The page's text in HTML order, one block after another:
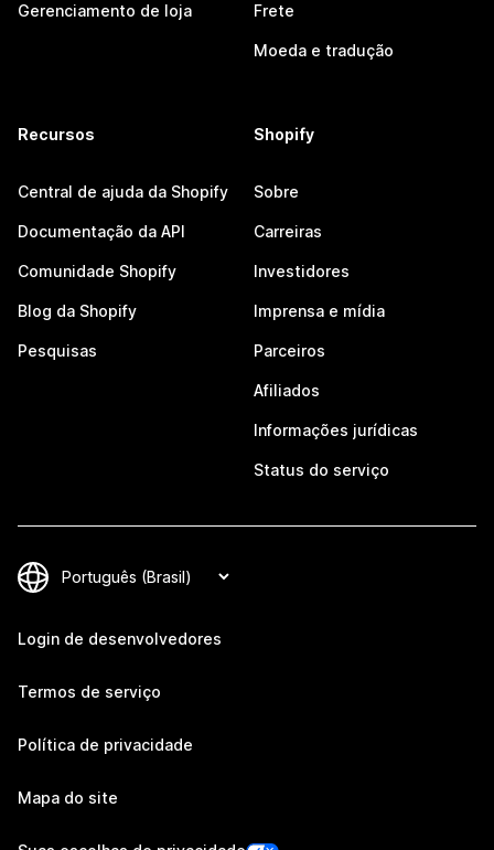
Gerenciamento de loja Frete
Moeda e tradução
Recursos
Central de ajuda da Shopify
Documentação da API
Comunidade Shopify
Blog da Shopify
Pesquisas
Shopify
Sobre
Carreiras
Investidores
Imprensa e mídia
Parceiros
Afiliados
Informações jurídicas
Status do serviço
Login de desenvolvedores
Termos de serviço
Política de privacidade
Mapa do site